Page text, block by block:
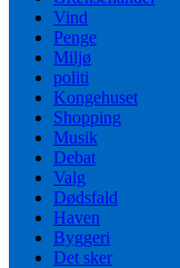
Vind
Penge
Miljø
politi
Kongehuset
Shopping
Musik
Debat
Valg
Dødsfald
Haven
Byggeri
Det sker